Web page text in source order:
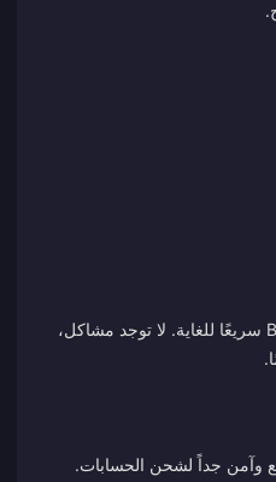
كان شحن Bigo Diamonds سريعًا للغاية. لا توجد مشاكل،
وآمن جداً لشحن الحسابات.